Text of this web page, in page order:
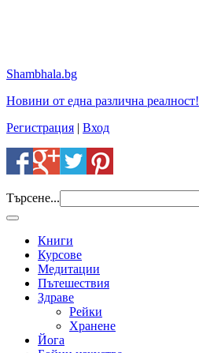
Shambhala.bg
Новини от една различна реалност!
Регистрация | Вход
Търсене...
Книги
Курсове
Медитации
Пътешествия
Здраве
Рейки
Хранене
Йога